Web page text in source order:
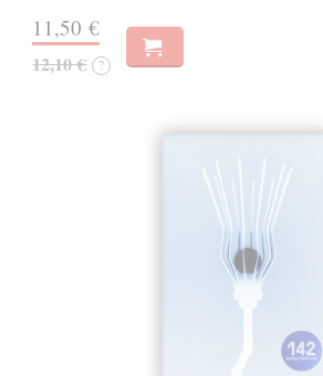
11,50 €
12,10 € ?